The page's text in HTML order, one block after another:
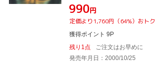
¥990円
定価より1,760円（64%）おトク
獲得ポイント 9P
残り1点
ご注文はお早めに
発売年月日：2000/10/25